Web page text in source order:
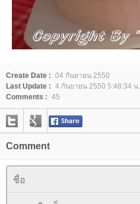
Create Date : 04 กันยายน 2550
Last Update : 4 กันยายน 2550 5:48:34 น.
Comments : 45
Comment